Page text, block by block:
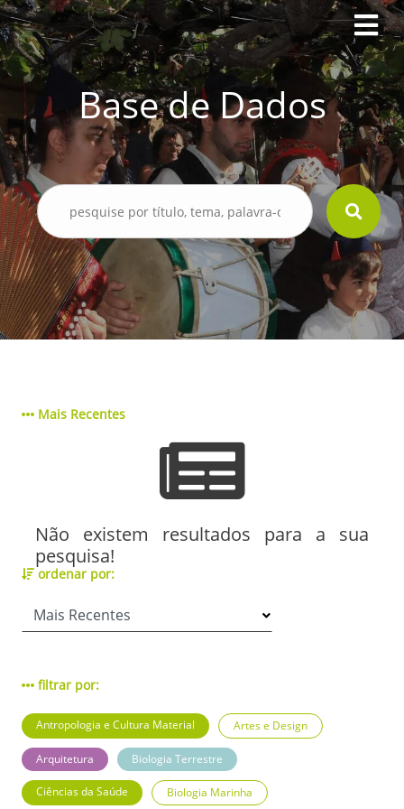
Base de Dados
Mais Recentes
Não existem resultados para a sua
pesquisa!
ordenar por:
filtrar por:
Antropologia e Cultura Material Artes e Design
Arquitetura Biologia Terrestre
Ciências da Saúde Biologia Marinha